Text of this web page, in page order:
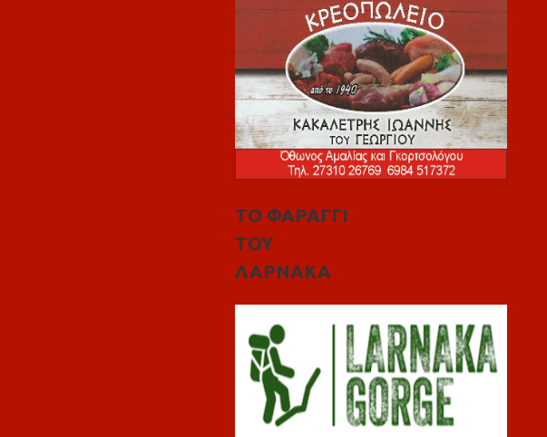
ΤΟ ΦΑΡΑΓΓΙ
ΤΟΥ
ΛΑΡΝΑΚΑ